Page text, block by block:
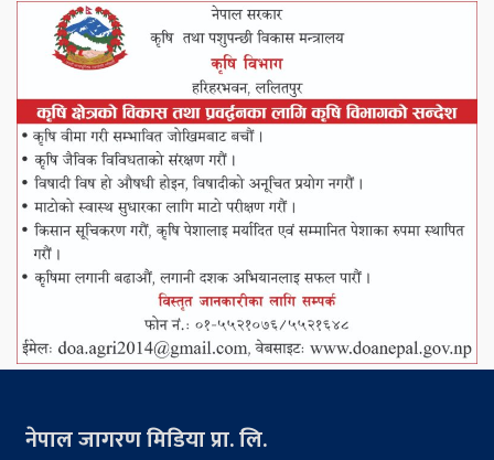
नेपाल जागरण मिडिया प्रा. लि.